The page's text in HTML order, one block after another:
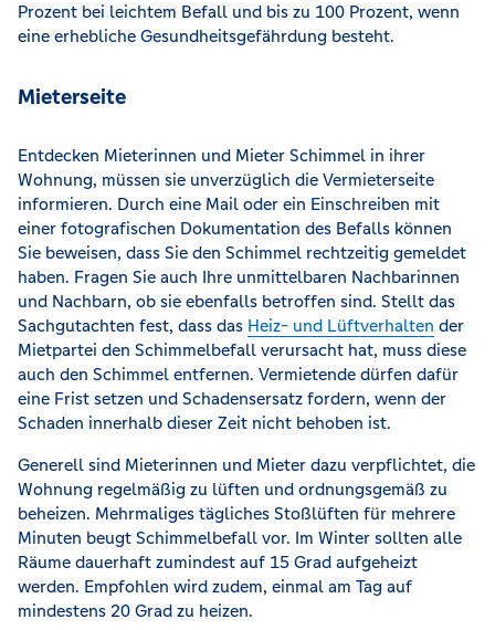
Prozent bei leichtem Befall und bis zu 100 Prozent, wenn
eine erhebliche Gesundheitsgefährdung besteht.
Mieterseite
Entdecken Mieterinnen und Mieter Schimmel in ihrer
Wohnung, müssen sie unverzüglich die Vermieterseite
informieren. Durch eine Mail oder ein Einschreiben mit
einer fotografischen Dokumentation des Befalls können
Sie beweisen, dass Sie den Schimmel rechtzeitig gemeldet
haben. Fragen Sie auch Ihre unmittelbaren Nachbarinnen
und Nachbarn, ob sie ebenfalls betroffen sind. Stellt das
Sachgutachten fest, dass das Heiz- und Lüftverhalten der
Mietpartei den Schimmelbefall verursacht hat, muss diese
auch den Schimmel entfernen. Vermietende dürfen dafür
eine Frist setzen und Schadensersatz fordern, wenn der
Schaden innerhalb dieser Zeit nicht behoben ist.
Generell sind Mieterinnen und Mieter dazu verpflichtet, die
Wohnung regelmäßig zu lüften und ordnungsgemäß zu
beheizen. Mehrmaliges tägliches Stoßlüften für mehrere
Minuten beugt Schimmelbefall vor. Im Winter sollten alle
Räume dauerhaft zumindest auf 15 Grad aufgeheizt
werden. Empfohlen wird zudem, einmal am Tag auf
mindestens 20 Grad zu heizen.